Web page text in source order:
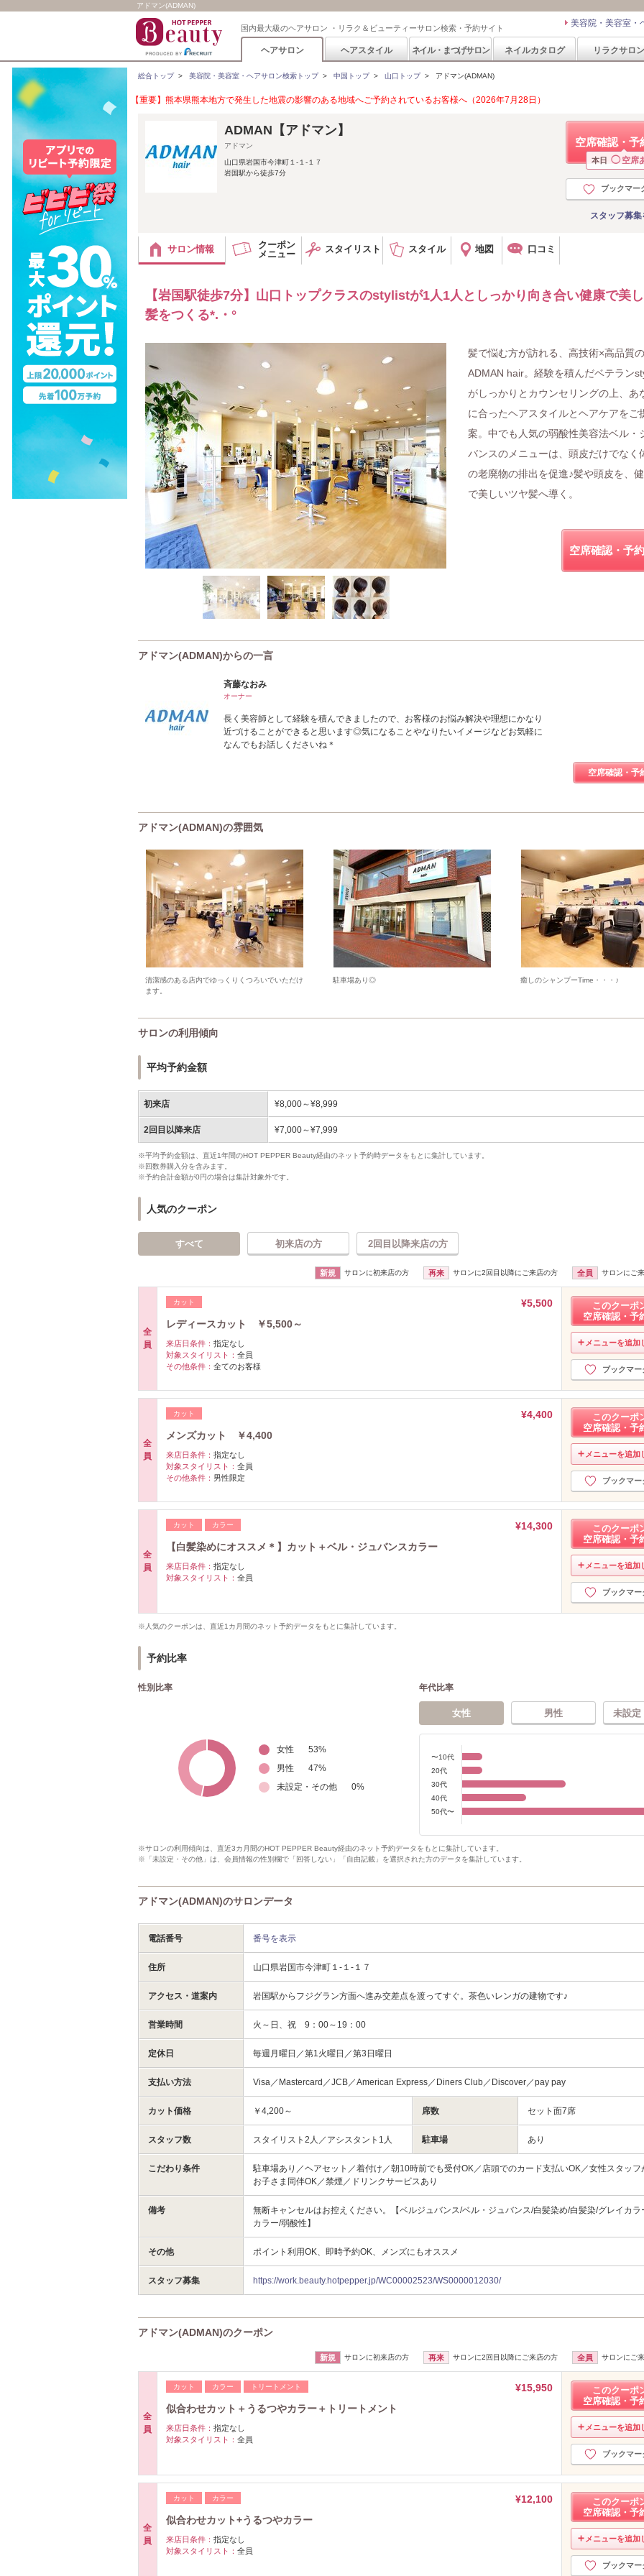
アドマン(ADMAN)
国内最大級のヘアサロン ・リラク＆ビューティーサロン検索・予約サイト 美容院・美容室・
ヘアサロン ヘアスタイル ネイル・まつげサロン ネイルカタログ リラクサロン
総合トップ> 美容院・美容室・ヘアサロン検索トップ> 中国トップ> 山口トップ> アドマン(ADMAN)
【重要】熊本県熊本地方で発生した地震の影響のある地域へご予約されているお客様へ（2026年7月28日）
空席確認・予
本日 ◯ 空席
ブックマー
スタッフ募
ADMAN【アドマン】
アドマン
山口県岩国市今津町１‐１‐１７
岩国駅から徒歩7分
サロン情報
クーポン
メニュー
スタイリスト スタイル 地図 口コミ
【岩国駅徒歩7分】山口トップクラスのstylistが1人1人としっかり向き合い健康で美
髪をつくる*.・°
髪で悩む方が訪れる、高技術×高品質の
ADMAN hair。経験を積んだベテラン
がしっかりとカウンセリングの上、あ
に合ったヘアスタイルとヘアケアをご
案。中でも人気の弱酸性美容法ベル・
バンスのメニューは、頭皮だけでなく
の老廃物の排出を促進♪髪や頭皮を、
で美しいツヤ髪へ導く。
空席確認・予
アドマン(ADMAN)からの一言
斉藤なおみ
オーナー
長く美容師として経験を積んできましたので、お客様のお悩み解決や理想にかなり
近づけることができると思います◎気になることやなりたいイメージなどお気軽に
なんでもお話しくださいね＊
空席確認・予
アドマン(ADMAN)の雰囲気
清潔感のある店内でゆっくりくつろいでいただけ
ます。
駐車場あり◎ 癒しのシャンプーTime・・・♪
サロンの利用傾向
平均予約金額
初来店 ¥8,000～¥8,999
2回目以降来店 ¥7,000～¥7,999
※平均予約金額は、直近1年間のHOT PEPPER Beauty経由のネット予約時データをもとに集計しています。
※回数券購入分を含みます。
※予約合計金額が0円の場合は集計対象外です。
人気のクーポン
すべて 初来店の方 2回目以降来店の方
新規 サロンに初来店の方 再来 サロンに2回目以降にご来店の方 全員 サロンにご
全
員
カット
¥5,500
レディースカット ￥5,500～
来店日条件： 指定なし
対象スタイリスト： 全員
その他条件： 全てのお客様
このクーポ
空席確認・予
メニューを追加
ブックマー
全
員
カット
¥4,400
メンズカット ￥4,400
来店日条件： 指定なし
対象スタイリスト： 全員
その他条件： 男性限定
このクーポ
空席確認・予
メニューを追加
ブックマー
全
員
カット カラー
¥14,300
【白髪染めにオススメ＊】カット＋ベル・ジュバンスカラー
来店日条件： 指定なし
対象スタイリスト： 全員
このクーポ
空席確認・予
メニューを追加
ブックマー
※人気のクーポンは、直近1カ月間のネット予約データをもとに集計しています。
予約比率
性別比率
女性 53%
男性
47%
未設定・その他
0%
年代比率
女性 男性 未設定
〜10代
20代
30代
40代
50代〜
※サロンの利用傾向は、直近3カ月間のHOT PEPPER Beauty経由のネット予約データをもとに集計しています。
※「未設定・その他」は、会員情報の性別欄で「回答しない」「自由記載」を選択された方のデータを集計しています。
アドマン(ADMAN)のサロンデータ
電話番号 番号を表示
住所 山口県岩国市今津町１‐１‐１７
アクセス・道案内 岩国駅からフジグラン方面へ進み交差点を渡ってすぐ。茶色いレンガの建物です♪
営業時間 火～日、祝 9：00～19：00
定休日 毎週月曜日／第1火曜日／第3日曜日
支払い方法 Visa／Mastercard／JCB／American Express／Diners Club／Discover／pay pay
カット価格 ￥4,200～ 席数 セット面7席
スタッフ数 スタイリスト2人／アシスタント1人 駐車場 あり
こだわり条件
駐車場あり／ヘアセット／着付け／朝10時前でも受付OK／店頭でのカード支払いOK／女性スタッフ
お子さま同伴OK／禁煙／ドリンクサービスあり
備考
無断キャンセルはお控えください。【ベルジュバンス/ベル・ジュバンス/白髪染め/白髪染/グレイカラ
カラー/弱酸性】
その他 ポイント利用OK、即時予約OK、メンズにもオススメ
スタッフ募集 https://work.beauty.hotpepper.jp/WC00002523/WS0000012030/
アドマン(ADMAN)のクーポン
新規 サロンに初来店の方 再来 サロンに2回目以降にご来店の方 全員 サロンにご
全
員
カット カラー トリートメント
¥15,950
似合わせカット＋うるつやカラー＋トリートメント
来店日条件： 指定なし
対象スタイリスト： 全員
このクーポ
空席確認・予
メニューを追加
ブックマー
全
員
カット カラー
¥12,100
似合わせカット+うるつやカラー
来店日条件： 指定なし
対象スタイリスト： 全員
このクーポ
空席確認・予
メニューを追加
ブックマー